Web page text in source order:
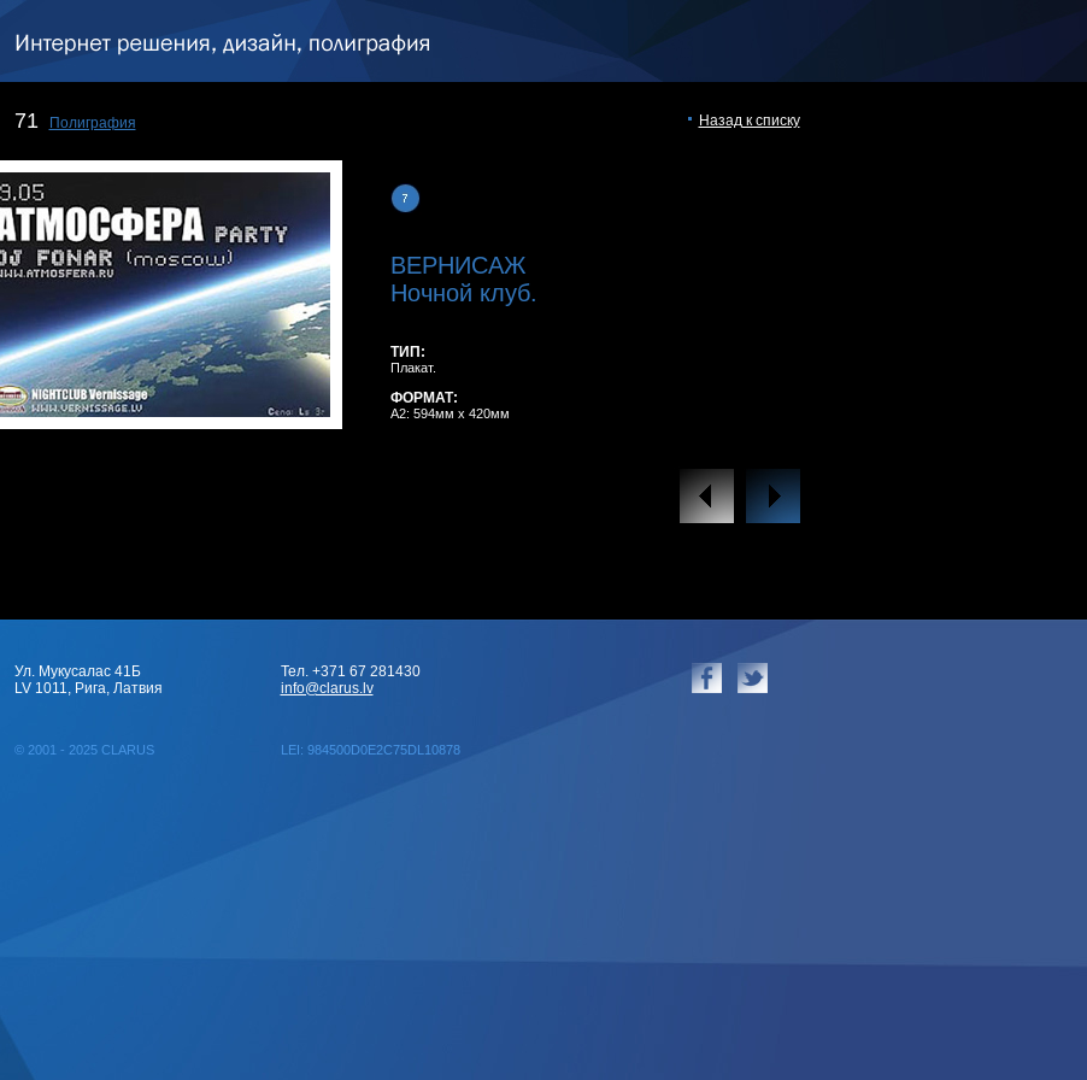
71 Полиграфия Назад к списку
ВЕРНИСАЖ
Ночной клуб.
ТИП:
Плакат.
ФОРМАТ:
A2: 594мм x 420мм
Ул. Мукусалас 41Б
LV 1011, Рига, Латвия
© 2001 - 2025 CLARUS LEI: 984500D0E2C75DL10878
Тел. +371 67 281430
info@clarus.lv